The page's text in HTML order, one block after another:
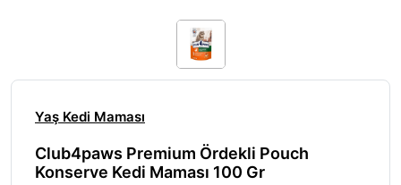
Yaş Kedi Maması
Club4paws Premium Ördekli Pouch
Konserve Kedi Maması 100 Gr